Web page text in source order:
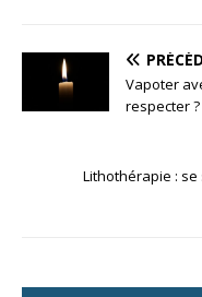
Vapoter
respecter ?
Lithothérapie :